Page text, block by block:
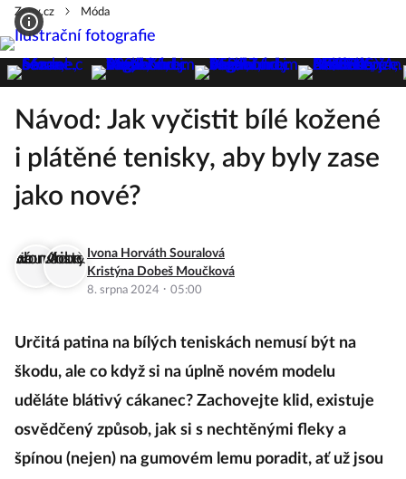
Zeny.cz Móda
Návod: Jak vyčistit bílé kožené
i plátěné tenisky, aby byly zase
jako nové?
Ivona Horváth Souralová
Kristýna Dobeš Moučková
8. srpna 2024 · 05:00
Určitá patina na bílých teniskách nemusí být na
škodu, ale co když si na úplně novém modelu
uděláte blátivý cákanec? Zachovejte klid, existuje
osvědčený způsob, jak si s nechtěnými fleky a
špínou (nejen) na gumovém lemu poradit, ať už jsou